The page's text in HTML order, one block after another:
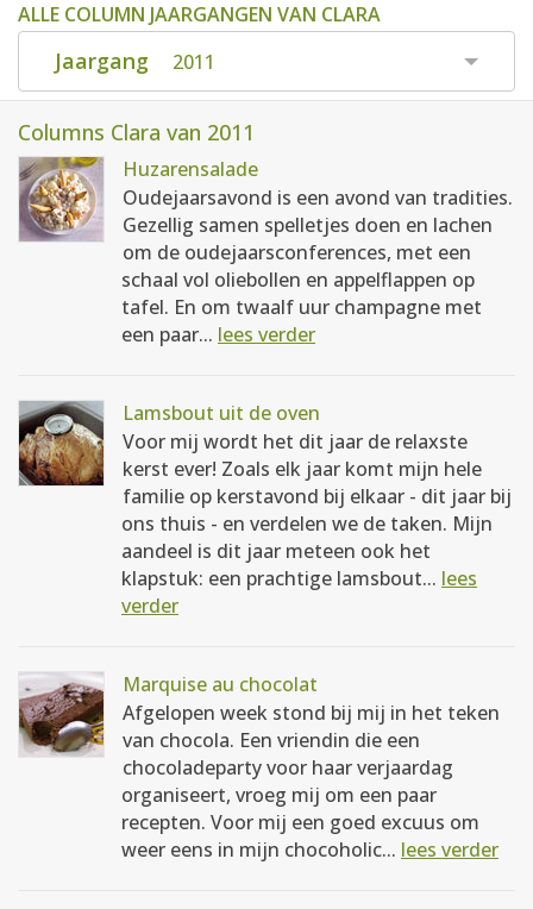
ALLE COLUMN JAARGANGEN VAN CLARA
Jaargang 2011
Columns Clara van 2011
Huzarensalade
Oudejaarsavond is een avond van tradities.
Gezellig samen spelletjes doen en lachen
om de oudejaarsconferences, met een
schaal vol oliebollen en appelflappen op
tafel. En om twaalf uur champagne met
een paar... lees verder
Lamsbout uit de oven
Voor mij wordt het dit jaar de relaxste
kerst ever! Zoals elk jaar komt mijn hele
familie op kerstavond bij elkaar - dit jaar bij
ons thuis - en verdelen we de taken. Mijn
aandeel is dit jaar meteen ook het
klapstuk: een prachtige lamsbout... lees
verder
Marquise au chocolat
Afgelopen week stond bij mij in het teken
van chocola. Een vriendin die een
chocoladeparty voor haar verjaardag
organiseert, vroeg mij om een paar
recepten. Voor mij een goed excuus om
weer eens in mijn chocoholic... lees verder